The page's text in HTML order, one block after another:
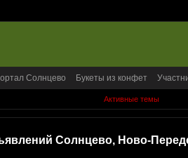
Солнцево Букеты из конфет
Активные темы
Солнцево, Ново-